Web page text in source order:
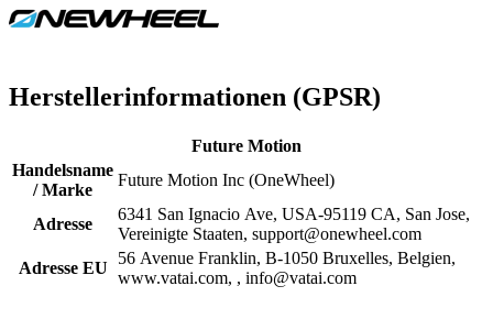
Herstellerinformationen (GPSR)
Future Motion
Handelsname
/ Marke
Future Motion Inc (OneWheel)
Adresse
6341 San Ignacio Ave, USA-95119 CA, San Jose,
Vereinigte Staaten, support@onewheel.com
Adresse EU
56 Avenue Franklin, B-1050 Bruxelles, Belgien,
www.vatai.com, , info@vatai.com